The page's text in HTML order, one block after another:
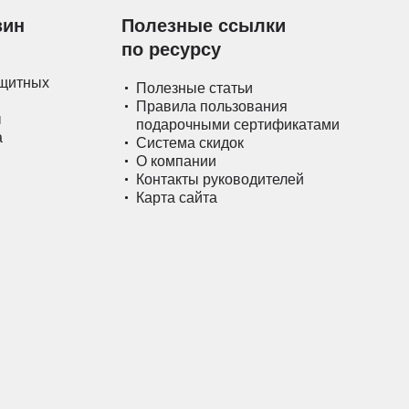
Полезные ссылки
по ресурсу
Полезные статьи
Правила пользования
подарочными сертификатами
Система скидок
О компании
Контакты руководителей
Карта сайта